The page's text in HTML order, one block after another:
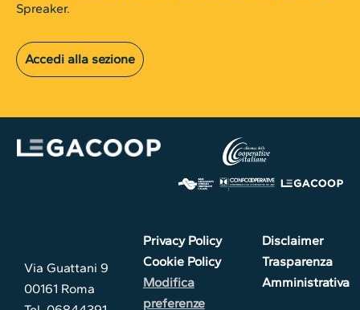
Spreaker.
Accedi alla sezione
Via Guattani 9
00161 Roma
Privacy Policy
Cookie Policy
Modifica
preferenze
Disclaimer
Trasparenza
Amministrativa